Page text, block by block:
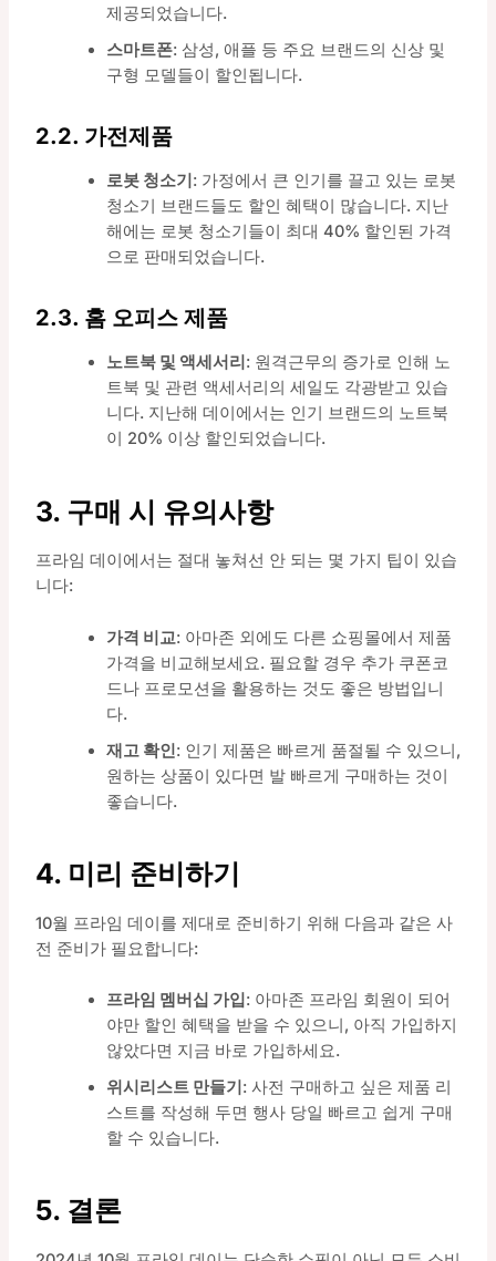
제공되었습니다.
스마트폰: 삼성, 애플 등 주요 브랜드의 신상 및
구형 모델들이 할인됩니다.
2.2. 가전제품
로봇 청소기: 가정에서 큰 인기를 끌고 있는 로봇
청소기 브랜드들도 할인 혜택이 많습니다. 지난
해에는 로봇 청소기들이 최대 40% 할인된 가격
으로 판매되었습니다.
2.3. 홈 오피스 제품
노트북 및 액세서리: 원격근무의 증가로 인해 노
트북 및 관련 액세서리의 세일도 각광받고 있습
니다. 지난해 데이에서는 인기 브랜드의 노트북
이 20% 이상 할인되었습니다.
3. 구매 시 유의사항
프라임 데이에서는 절대 놓쳐선 안 되는 몇 가지 팁이 있습
니다:
가격 비교: 아마존 외에도 다른 쇼핑몰에서 제품
가격을 비교해보세요. 필요할 경우 추가 쿠폰코
드나 프로모션을 활용하는 것도 좋은 방법입니
다.
재고 확인: 인기 제품은 빠르게 품절될 수 있으니,
원하는 상품이 있다면 발 빠르게 구매하는 것이
좋습니다.
4. 미리 준비하기
10월 프라임 데이를 제대로 준비하기 위해 다음과 같은 사
전 준비가 필요합니다:
프라임 멤버십 가입: 아마존 프라임 회원이 되어
야만 할인 혜택을 받을 수 있으니, 아직 가입하지
않았다면 지금 바로 가입하세요.
위시리스트 만들기: 사전 구매하고 싶은 제품 리
스트를 작성해 두면 행사 당일 빠르고 쉽게 구매
할 수 있습니다.
5. 결론